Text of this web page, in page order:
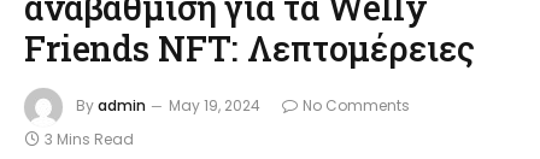
Friends NFT: Λεπτομέρειες
Byadmin May 19, 2024
No Comments
3 Mins Read